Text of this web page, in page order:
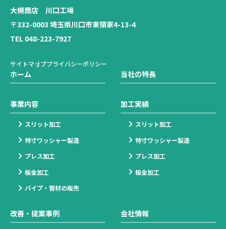
大槻商店 川口工場
〒332-0003 埼玉県川口市東領家4-13-4
TEL 048-223-7927
サイトマッププライバシーポリシー
ホーム 当社の特長
事業内容
スリット加工
特寸ワッシャー製造
プレス加工
板金加工
パイプ・管材の販売
加工実績
スリット加工
特寸ワッシャー製造
プレス加工
板金加工
改善・提案事例 会社情報